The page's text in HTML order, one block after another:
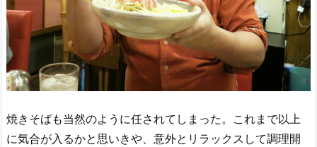
焼きそばも当然のように任されてしまった。これまで以上
に気合が入るかと思いきや、意外とリラックスして調理開